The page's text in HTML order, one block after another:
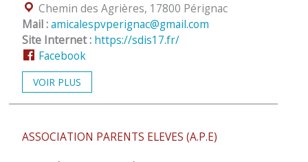
Localisation :
Chemin des Agrières, 17800 Pérignac
Mail :amicalespvperignac@gmail.com
Site Internet : https://sdis17.fr/
Facebook
VOIR PLUS
ASSOCIATION PARENTS ELEVES (A.P.E)